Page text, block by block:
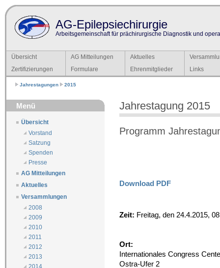
AG-Epilepsiechirurgie
Arbeitsgemeinschaft für prächirurgische Diagnostik und
Übersicht AG Mitteilungen Aktuelles
Zertifizierungen
Formulare Ehrenmitglieder Links
Jahrestagungen 2015
Menü
Übersicht
Vorstand
Satzung
Spenden
Presse
AG Mitteilungen
Aktuelles
Versammlungen
2008
2009
2010
2011
2012
2013
2014
Jahrestagung 2015
Programm
Download PDF
Zeit: Freitag, den 24.4.2015,
Ort:
Internationales Congress
Ostra-Ufer 2